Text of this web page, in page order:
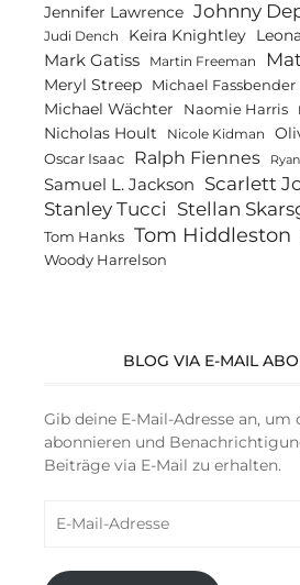
Jennifer Lawrence Johnny
Judi Dench Keira Knightley
Mark Gatiss Martin Freeman
Meryl Streep Michael Fassbender
Michael Wächter Naomie Harris
Nicholas Hoult Nicole Kidman
Oscar Isaac Ralph Fiennes
Samuel L. Jackson Scarlett
Stanley Tucci Stellan
Tom Hanks Tom Hiddleston
Woody Harrelson
BLOG VIA E-MAIL
Gib deine E-Mail-Adresse an, um
abonnieren und
Beiträge via E-Mail zu erhalten.
Mail-